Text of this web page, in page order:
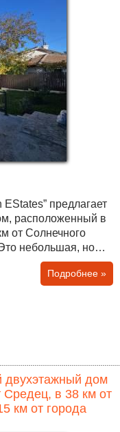
предлагает
расположенный в
от Солнечного
небольшая, но
около 150
разных
украинцы,
кв.м.,...
Подробнее »
двухэтажный дом
Средец, в 38 км от
км от города